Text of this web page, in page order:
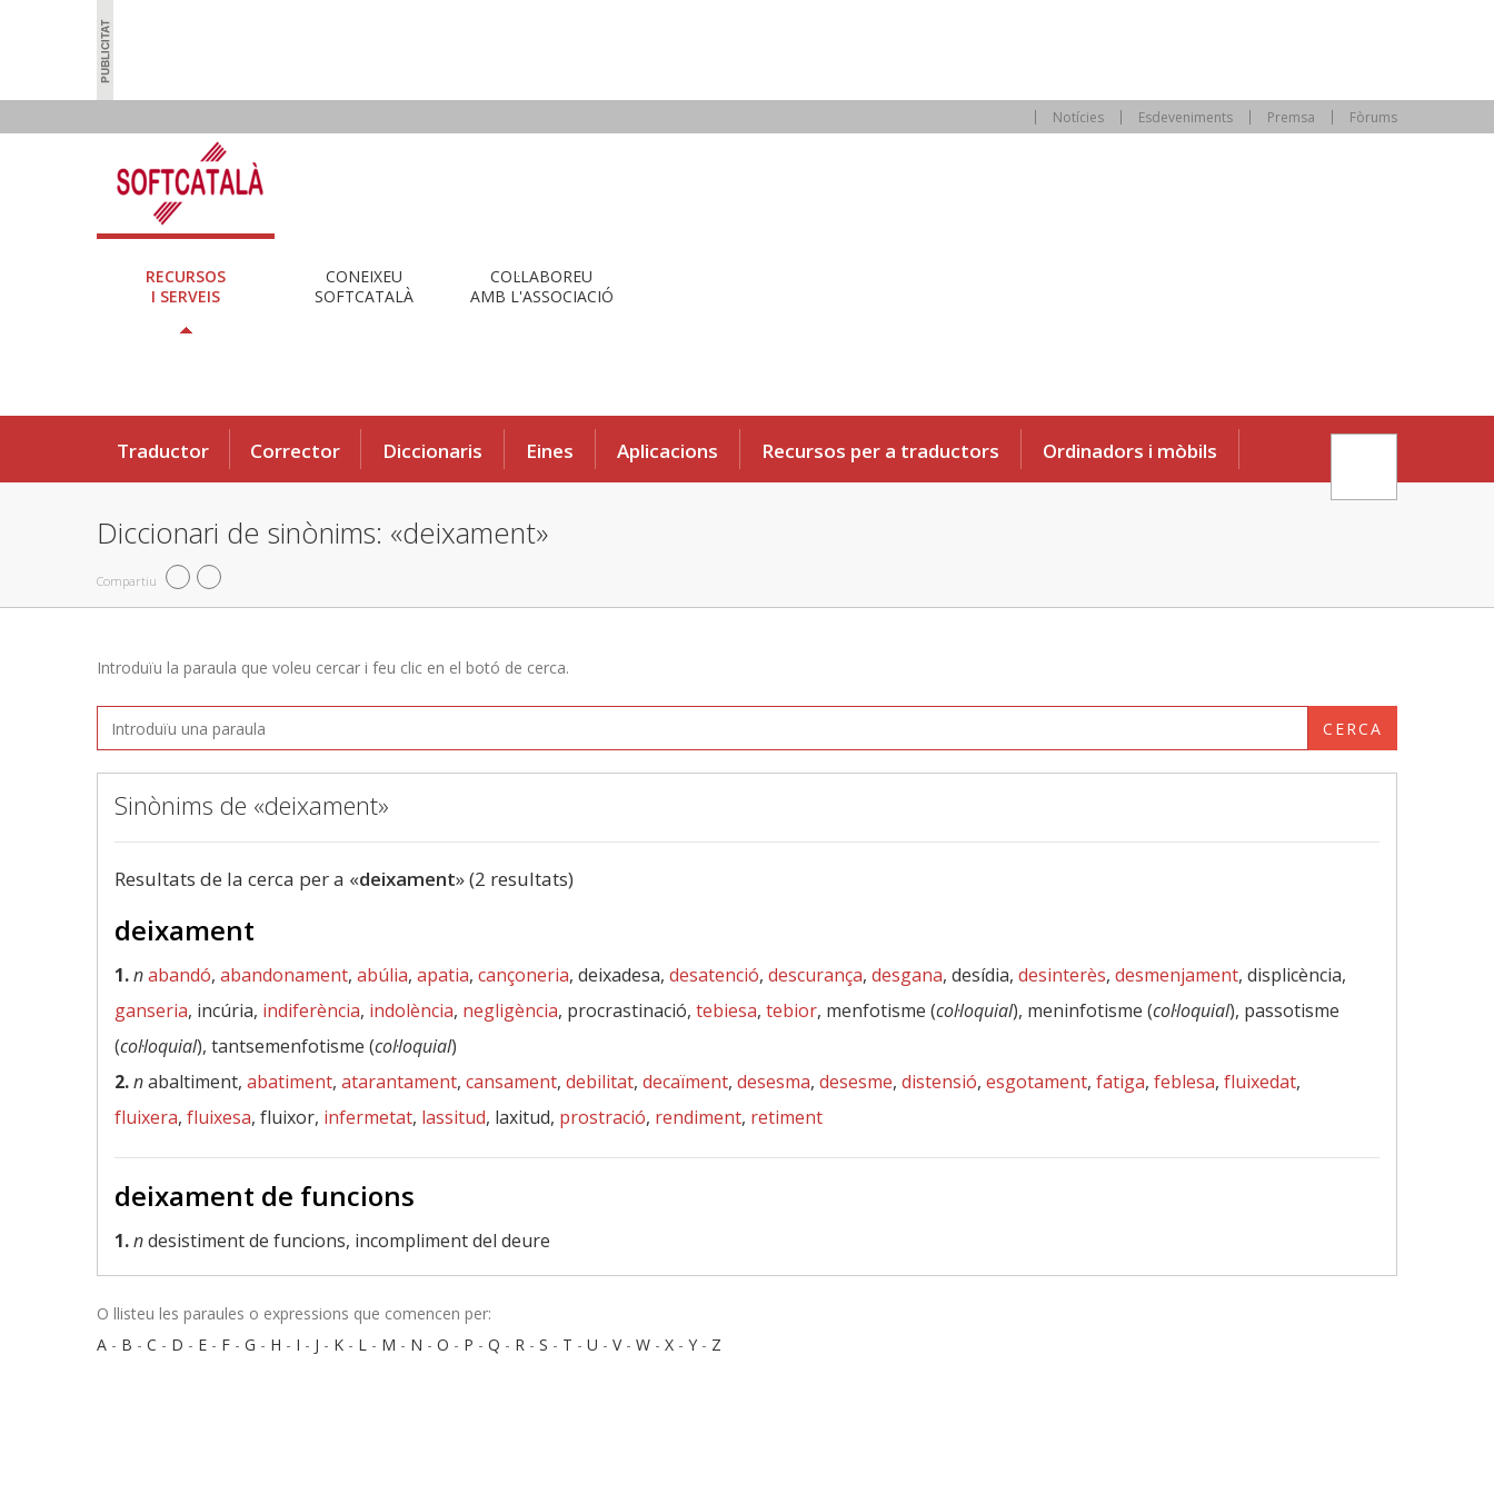
Notícies Esdeveniments Premsa Fòrums
RECURSOS
I SERVEIS
CONEIXEU
SOFTCATALÀ
COL·LABOREU
AMB L'ASSOCIACIÓ
Traductor Corrector Diccionaris Eines Aplicacions Recursos per a traductors Ordinadors i mòbils
Diccionari de sinònims: «deixament»
Compartiu
Introduïu la paraula que voleu cercar i feu clic en el botó de cerca.
CERCA
Sinònims de «deixament»
Resultats de la cerca per a «deixament» (2 resultats)
deixament
1.nabandó, abandonament, abúlia, apatia, cançoneria, deixadesa, desatenció, descurança, desgana, desídia, desinterès, desmenjament, displicència,
ganseria, incúria, indiferència, indolència, negligència, procrastinació, tebiesa, tebior, menfotisme (col·loquial), meninfotisme (col·loquial), passotisme
(col·loquial), tantsemenfotisme (col·loquial)
2.nabaltiment, abatiment, atarantament, cansament, debilitat, decaïment, desesma, desesme, distensió, esgotament, fatiga, feblesa, fluixedat,
fluixera, fluixesa, fluixor, infermetat, lassitud, laxitud, prostració, rendiment, retiment
deixament de funcions
1.ndesistiment de funcions, incompliment del deure
O llisteu les paraules o expressions que comencen per:
A - B - C - D - E - F - G - H - I - J - K - L - M - N - O - P - Q - R - S - T - U - V- W - X - Y - Z